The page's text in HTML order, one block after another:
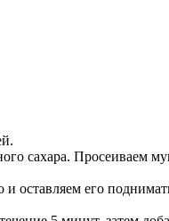
сахара. Просеиваем
оставляем его